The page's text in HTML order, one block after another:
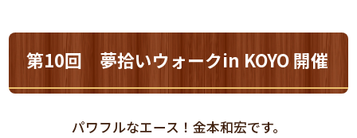
第10回 夢拾いウォークin KOYO 開催
パワフルなエース！金本和宏です。